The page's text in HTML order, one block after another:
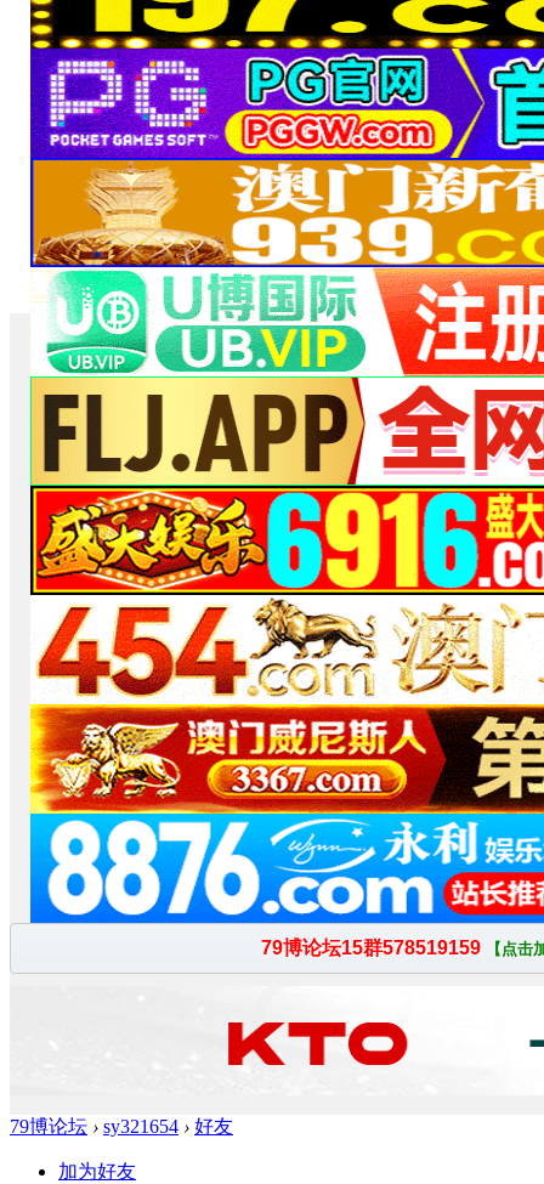
79博论坛 › sy321654 › 好友
加为好友